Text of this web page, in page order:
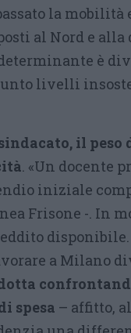
la mobilità
al Nord e alla
è
livelli
il
. «Un docente
iniziale
Frisone -. In
a Milano
spesa – affitto,